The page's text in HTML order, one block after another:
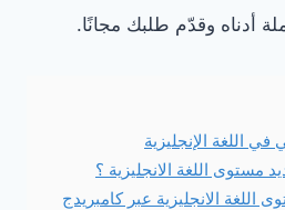
أدناه وقدّم طلبك مجانًا.
اللغة الإنجليزية
مستوى اللغة الانجليزية ؟
اللغة الانجليزية عبر كامبريدج